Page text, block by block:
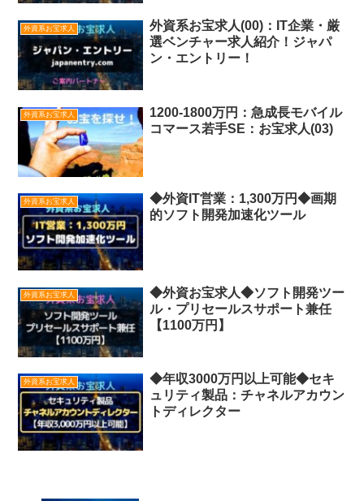
外資系お宝求人
外資系お宝求人(00)：IT企業・厳
選ベンチャー求人紹介！ジャパ
ン・エントリー！
外資系お宝求人
1200-1800万円：急成長モバイル
コマース若手SE：お宝求人(03)
外資系お宝求人
◆外資IT営業：1,300万円◆画期
的ソフト開発加速化ツール
外資系お宝求人
◆外資お宝求人◆ソフト開発ツー
ル・プリセールスサポート兼任
【1100万円】
外資系お宝求人
◆年収3000万円以上可能◆セキ
ュリティ製品：チャネルアカウン
トディレクター